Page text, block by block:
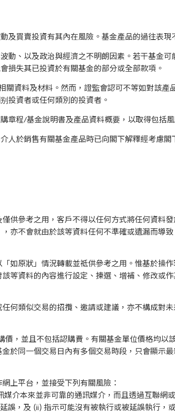
買賣投資有其內在風險。基金產品的過往表現
動、以及政治與經濟之不明朗因素。若干基金
損失其已投資於有關基金的部分或全部款項。
資料及材料。然而，證監會認可不等如對該產
投資者或任何類別的投資者。
章程/基金說明書及產品資料概要，以取得包括
人於銷售有關基金產品時已向閣下解釋經考慮
供參考之用，客戶不得以任何方式將任何資料
亦不會就由於該等資料任何不準確或遺漏而導
如原狀」情況轉載並祗供參考之用。惟基於操
等資料的內容進行設定、揀選、增補、修改或
何類似交易的招攬、邀請或建議，亦不構成對
，並且不包括認購費。有關基金單位價格均以
於同一個交易日內有多個交易時段，只會顯示
上平台，並接受下列有關風險：
介本來並非可靠的通訊媒介，而且透過互聯網
誤，及 (ii) 指示可能沒有被執行或被延誤執行，